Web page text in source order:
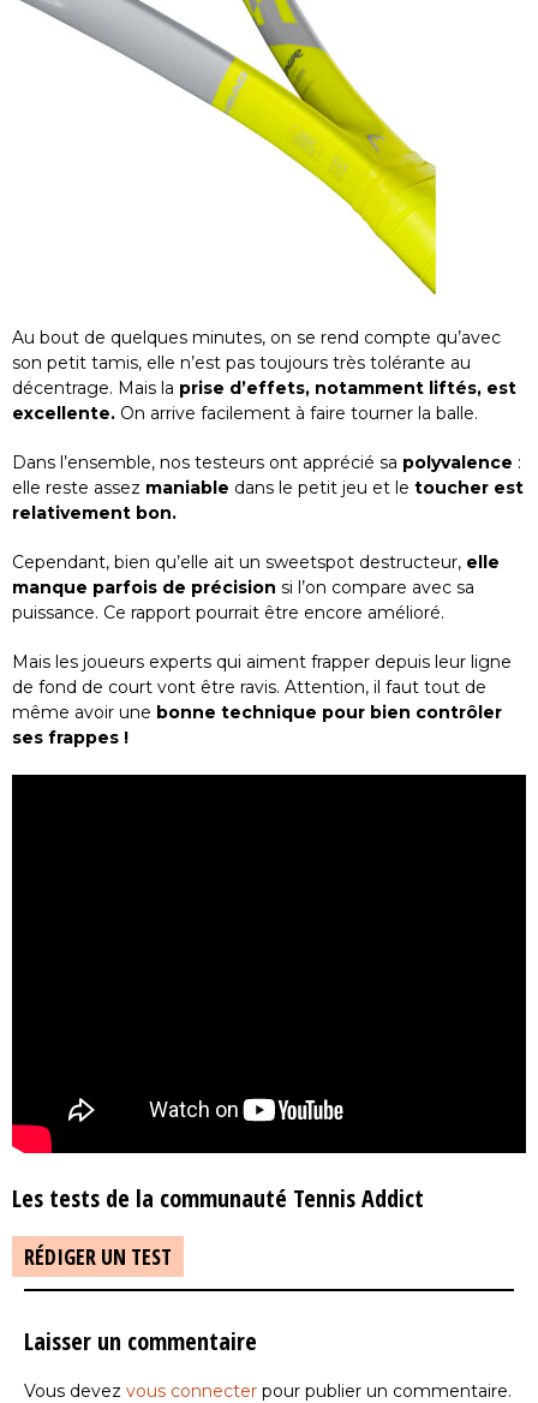
Au bout de quelques minutes, on se rend compte qu’avec
son petit tamis, elle n’est pas toujours très tolérante au
décentrage. Mais la prise d’effets, notamment liftés, est
excellente. On arrive facilement à faire tourner la balle.
Dans l’ensemble, nos testeurs ont apprécié sa polyvalence :
elle reste assez maniable dans le petit jeu et le toucher est
relativement bon.
Cependant, bien qu’elle ait un sweetspot destructeur, elle
manque parfois de précision si l’on compare avec sa
puissance. Ce rapport pourrait être encore amélioré.
Mais les joueurs experts qui aiment frapper depuis leur ligne
de fond de court vont être ravis. Attention, il faut tout de
même avoir une bonne technique pour bien contrôler
ses frappes !
Les tests de la communauté Tennis Addict
RÉDIGER UN TEST
Laisser un commentaire
Vous devez vous connecter pour publier un commentaire.